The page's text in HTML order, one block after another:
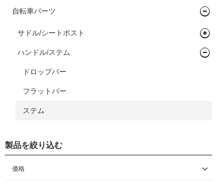
自転車パーツ
サドル/シートポスト
シートポスト
ハンドル/ステム
ドロップバー
フラットバー
ステム
製品を絞り込む
価格